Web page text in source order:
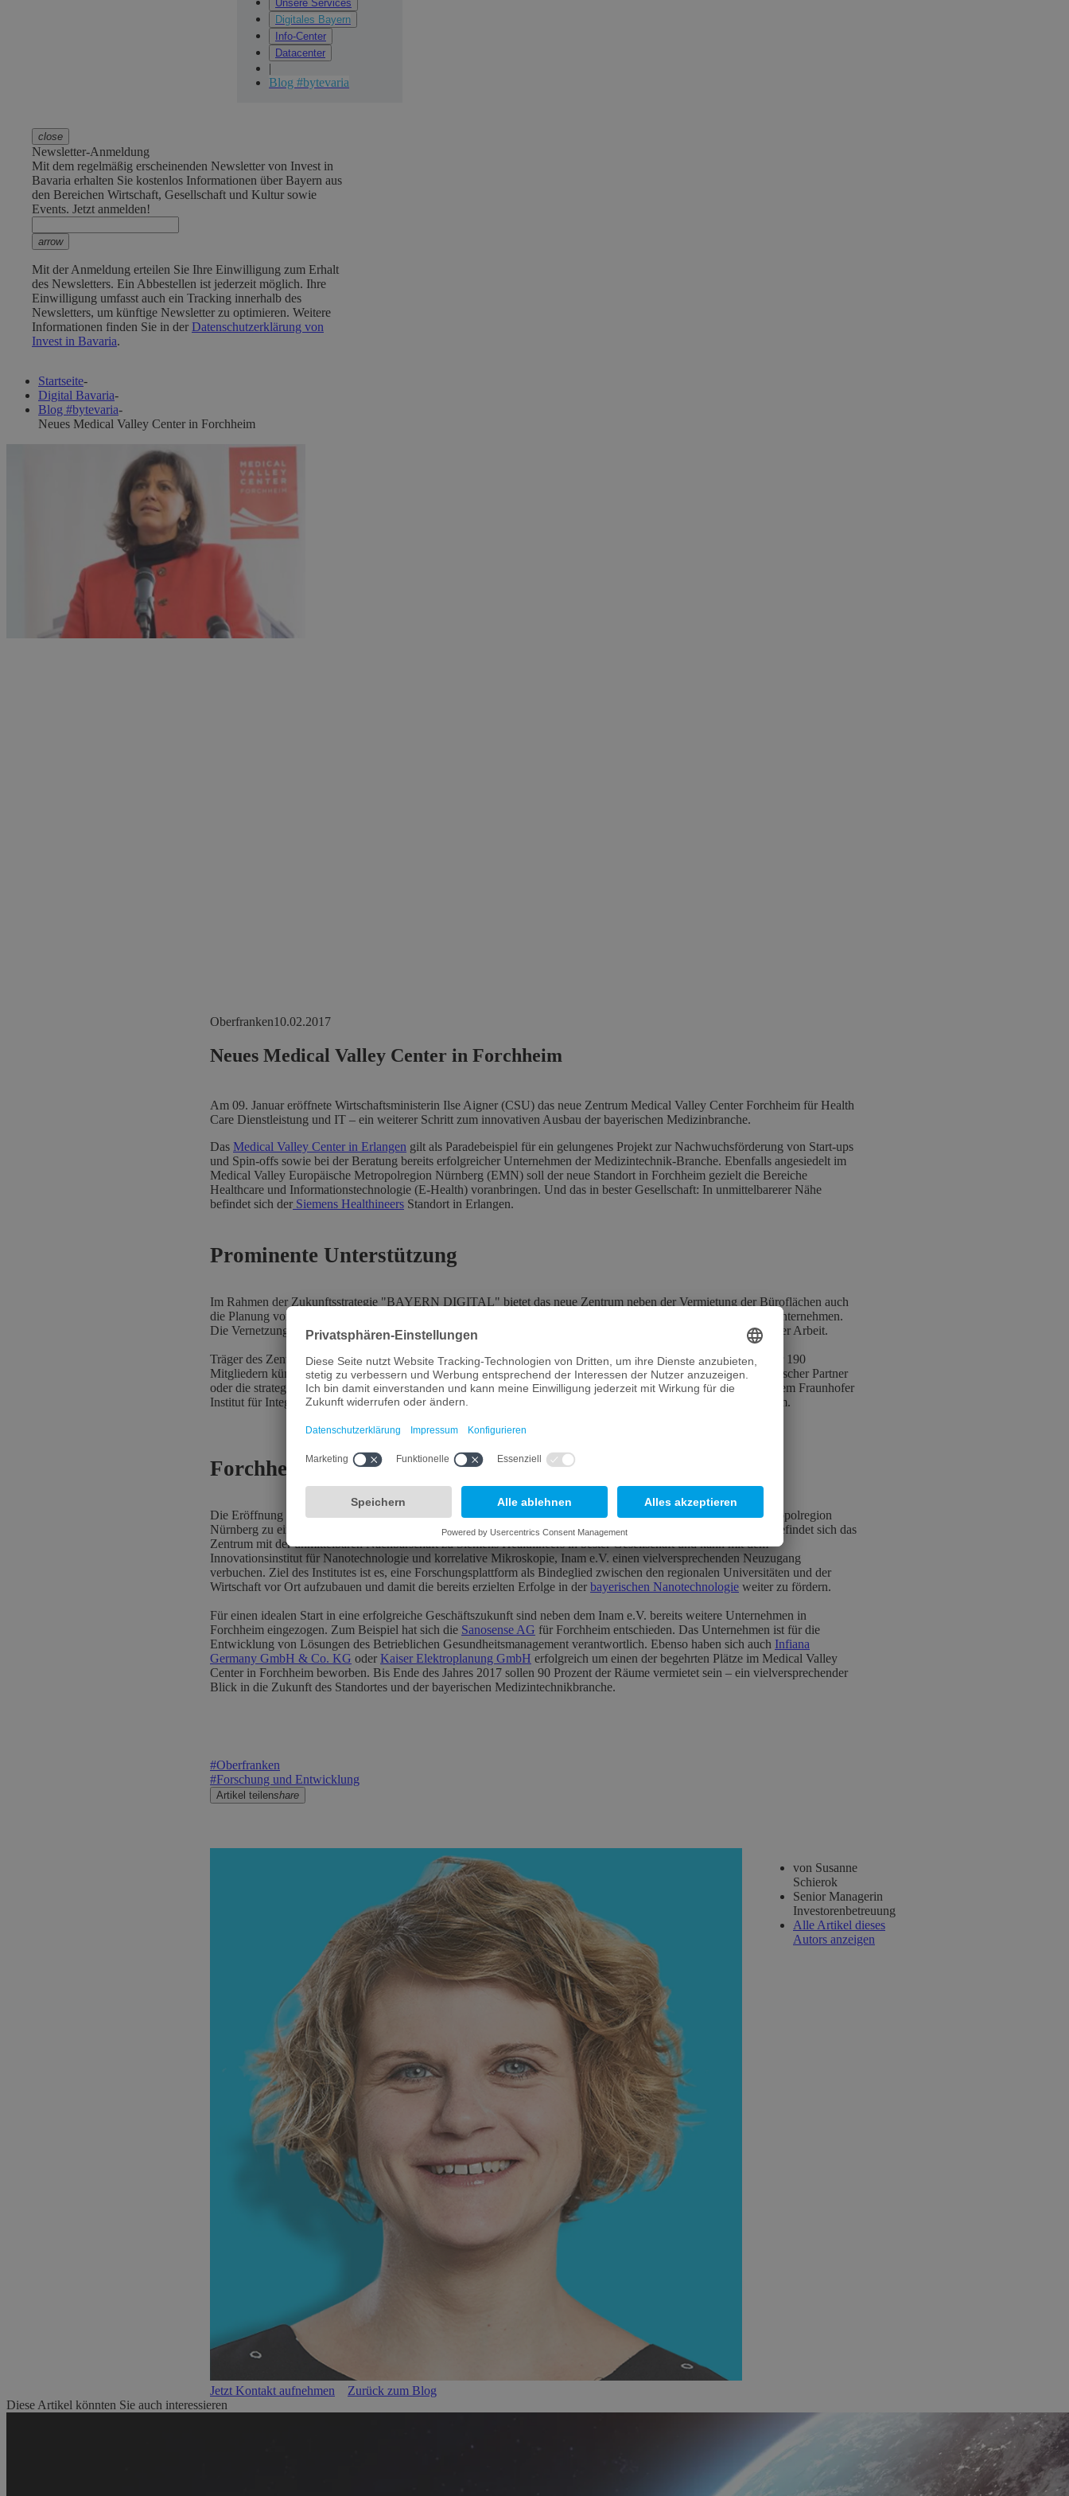
Unsere Services
Digitales Bayern
Info-Center
Datacenter
|
Blog #bytevaria
close
Newsletter-Anmeldung
Mit dem regelmäßig erscheinenden Newsletter von Invest in
Bavaria erhalten Sie kostenlos Informationen über Bayern aus
den Bereichen Wirtschaft, Gesellschaft und Kultur sowie
Events. Jetzt anmelden!
arrow
Mit der Anmeldung erteilen Sie Ihre Einwilligung zum Erhalt
des Newsletters. Ein Abbestellen ist jederzeit möglich. Ihre
Einwilligung umfasst auch ein Tracking innerhalb des
Newsletters, um künftige Newsletter zu optimieren. Weitere
Informationen finden Sie in der Datenschutzerklärung von
Invest in Bavaria.
Startseite-
Digital Bavaria-
Blog #bytevaria-
Neues Medical Valley Center in Forchheim
Oberfranken10.02.2017
Neues Medical Valley Center in Forchheim
Am 09. Januar eröffnete Wirtschaftsministerin Ilse Aigner (CSU) das neue Zentrum Medical Valley Center Forchheim für Health
Care Dienstleistung und IT – ein weiterer Schritt zum innovativen Ausbau der bayerischen Medizinbranche.
Das Medical Valley Center in Erlangen gilt als Paradebeispiel für ein gelungenes Projekt zur Nachwuchsförderung von Start-ups
und Spin-offs sowie bei der Beratung bereits erfolgreicher Unternehmen der Medizintechnik-Branche. Ebenfalls angesiedelt im
Medical Valley Europäische Metropolregion Nürnberg (EMN) soll der neue Standort in Forchheim gezielt die Bereiche
Healthcare und Informationstechnologie (E-Health) voranbringen. Und das in bester Gesellschaft: In unmittelbarerer Nähe
befindet sich der Siemens Healthineers Standort in Erlangen.
Prominente Unterstützung
Im Rahmen der Zukunftsstrategie "BAYERN DIGITAL" bietet das neue Zentrum neben der Vermietung der Büroflächen auch
die Planung von Dienstleistungsangeboten sowie eine umfassende Beratung für Start-ups, KMUs und etablierte Unternehmen.
Die Vernetzung mit Forschungsanstalten, Hochschulen und weiteren Firmen ist ebenfalls essentieller Bestandteil der Arbeit.
Träger des Zentrums ist der VereinMedical Valley Europäische Metropolregion Nürnberg (EMN). Mit seinen über 190
Mitgliedern kümmert er sich seit 2007 um die Akquise von Fördermitteln, die Identifizierung und Vermittlung klinischer Partner
oder die strategische Bedarfsanalyse. Unterstützung erfährt der Verein unter anderem von Siemens Healthineers, dem Fraunhofer
Institut für Integrierte Schaltungen, dem Universitätsklinikum Erlangen sowie den Städten Erlangen und Forchheim.
Forchheim als Leuchtturm der Healthcare-Branche
Die Eröffnung des Zentrum untermauert den Anspruch des Standortes Forchheim, als Teil der Europäischen Metropolregion
Nürnberg zu einem bedeutenden Wirtschaftsfaktor in den Bereichen Medizin und Digitalisierung zu werden. So befindet sich das
Zentrum mit der unmittelbaren Nachbarschaft zu Siemens Healthineers in bester Gesellschaft und kann mit dem
Innovationsinstitut für Nanotechnologie und korrelative Mikroskopie, Inam e.V. einen vielversprechenden Neuzugang
verbuchen. Ziel des Institutes ist es, eine Forschungsplattform als Bindeglied zwischen den regionalen Universitäten und der
Wirtschaft vor Ort aufzubauen und damit die bereits erzielten Erfolge in der bayerischen Nanotechnologie weiter zu fördern.
Für einen idealen Start in eine erfolgreiche Geschäftszukunft sind neben dem Inam e.V. bereits weitere Unternehmen in
Forchheim eingezogen. Zum Beispiel hat sich die Sanosense AG für Forchheim entschieden. Das Unternehmen ist für die
Entwicklung von Lösungen des Betrieblichen Gesundheitsmanagement verantwortlich. Ebenso haben sich auch Infiana
Germany GmbH & Co. KG oder Kaiser Elektroplanung GmbH erfolgreich um einen der begehrten Plätze im Medical Valley
Center in Forchheim beworben. Bis Ende des Jahres 2017 sollen 90 Prozent der Räume vermietet sein – ein vielversprechender
Blick in die Zukunft des Standortes und der bayerischen Medizintechnikbranche.
#Oberfranken
#Forschung und Entwicklung
Artikel teilenshare
von Susanne
Schierok
Senior Managerin
Investorenbetreuung
Alle Artikel dieses
Autors anzeigen
Jetzt Kontakt aufnehmen
Zurück zum Blog
Diese Artikel könnten Sie auch interessieren